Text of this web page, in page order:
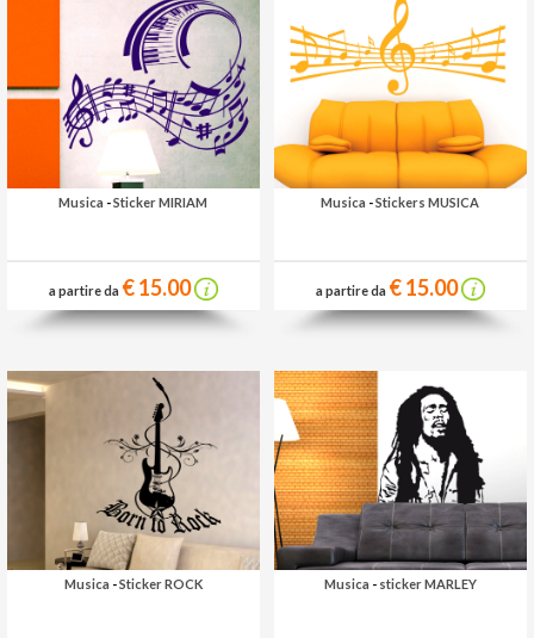
Musica -Sticker MIRIAM
a partire da € 15.00
Musica -Stickers MUSICA
a partire da € 15.00
Musica -Sticker ROCK Musica - sticker MARLEY